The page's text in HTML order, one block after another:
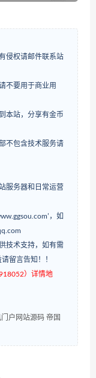
侵权请邮件联系站
不要用于商业用
本站，分享有金币
不包含技术服务请
服务器和日常运营
，如
技术支持，如有需
留言告知！！
）详情地
户网站源码 帝国